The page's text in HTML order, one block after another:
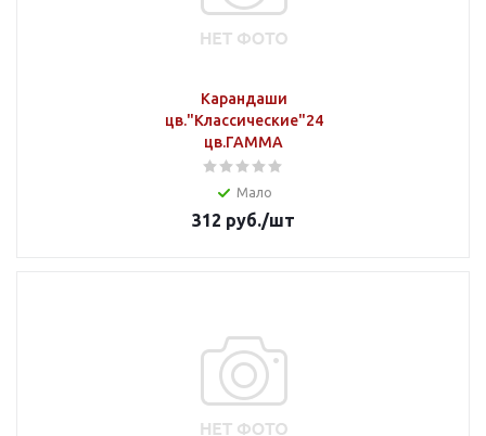
Карандаши
цв."Классические"24
цв.ГАММА
Мало
312 руб./шт